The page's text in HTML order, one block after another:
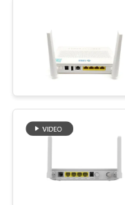
Caja
fibra